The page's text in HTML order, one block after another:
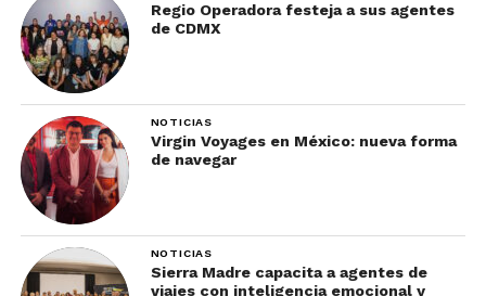
Regio Operadora festeja a sus agentes
de CDMX
NOTICIAS
Virgin Voyages en México: nueva forma
de navegar
NOTICIAS
Sierra Madre capacita a agentes de
viajes con inteligencia emocional y